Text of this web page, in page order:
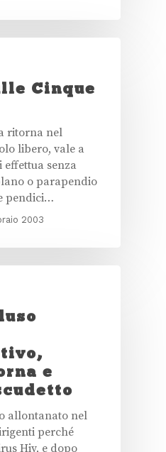
Cinque
ritorna nel
libero, vale a
effettua senza
o parapendio
pendici…
2003
e
allontanato nel
perché
Hiv, e dopo